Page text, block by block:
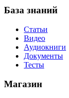
База знаний
Статьи
Видео
Аудиокниги
Документы
Тесты
Магазин